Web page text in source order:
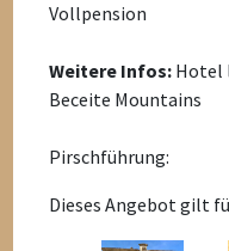
Vollpension
Weitere Infos: Hotel
Beceite Mountains
Pirschführung:
Dieses Angebot gilt